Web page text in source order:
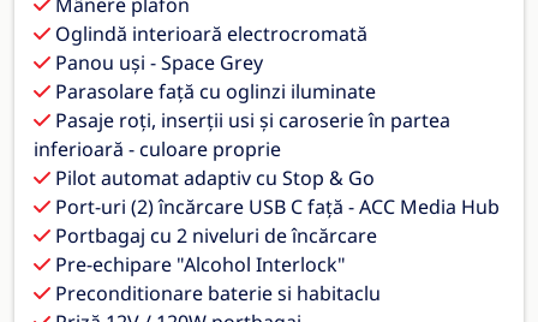
Oglindă interioară electrocromată
Panou uși - Space Grey
Parasolare față cu oglinzi iluminate
Pasaje roți, inserții usi și caroserie în partea
inferioară - culoare proprie
Pilot automat adaptiv cu Stop & Go
Port-uri (2) încărcare USB C față - ACC Media Hub
Portbagaj cu 2 niveluri de încărcare
Pre-echipare "Alcohol Interlock"
Preconditionare baterie si habitaclu